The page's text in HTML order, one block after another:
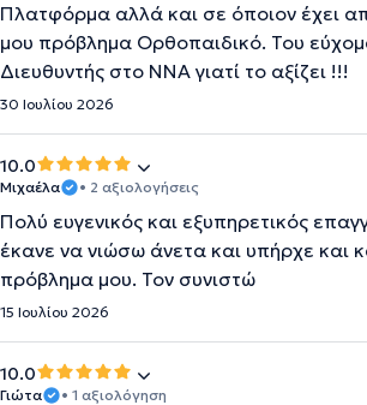
Πλατφόρμα αλλά και σε όποιον έχει
μου πρόβλημα Ορθοπαιδικό. Του
Διευθυντής στο ΝΝΑ γιατί το αξίζει !!!
30 Ιουλίου 2026
10.0
Μιχαέλα • 2 αξιολογήσεις
Πολύ ευγενικός και εξυπηρετικός
έκανε να νιώσω άνετα και υπήρχε και
πρόβλημα μου. Τον συνιστώ
15 Ιουλίου 2026
10.0
Γιώτα • 1 αξιολόγηση